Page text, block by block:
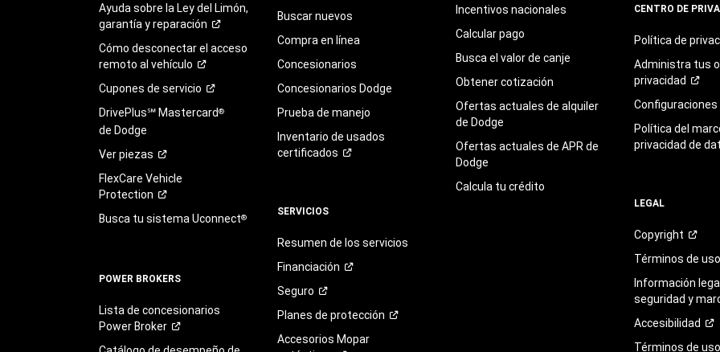
Ayuda sobre la Ley del Limón,
garantía yreparación
Cómo desconectar el acceso
remoto al vehículo
Cupones de servicio
DrivePlus℠ Mastercard®
de Dodge
Verpiezas
FlexCare Vehicle
Protection
Busca tu sistema Uconnect®
POWER BROKERS
Lista de concesionarios
Power Broker
Buscar nuevos
Compra en línea
Concesionarios
Concesionarios Dodge
Prueba de manejo
Inventario de usados
certificados
SERVICIOS
Resumen de los servicios
Financiación
Seguro
Planes de protección
Accesorios Mopar
Incentivos nacionales
Calcular pago
Busca el valor de canje
Obtener cotización
Ofertas actuales de alquiler
de Dodge
Ofertas actuales de APR de
Dodge
Calcula tu crédito
CENTRO DE
Política de
Administra tus
privacidad
Configuraciones
Política del
privacidad de
LEGAL
Copyright
Términos deuso
Información
seguridad y
Accesibilidad
Términos de